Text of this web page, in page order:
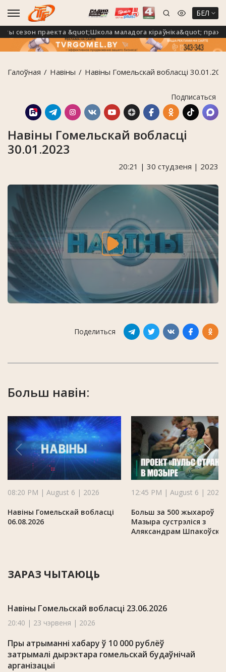
БЕЛ
праекта &quot;Школа маладога кіраўніка&quot;
Галоўная Навiны Навіны Гомельскай вобласці
Подписаться
Навіны Гомельскай вобласці
30.01.2023
20:21 | 30 студзеня | 2023
Поделиться
Больш навін:
08:20 PM | August 6 | 2026
Навіны Гомельскай вобласці
06.08.2026
12:45 PM | August 6 | 2026
Больш за 500 жыхароў
Мазыра сустрэліся з
Аляксандрам
ЗАРАЗ ЧЫТАЮЦЬ
Навіны Гомельскай вобласці 23.06.2026
20:40 | 23 чэрвеня | 2026
Пры атрыманні хабару ў 10 000 рублёў
затрымалі дырэктара гомельскай будаўнічай
арганізацыі